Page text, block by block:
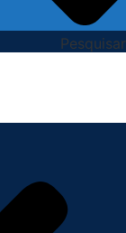
Pesquisar